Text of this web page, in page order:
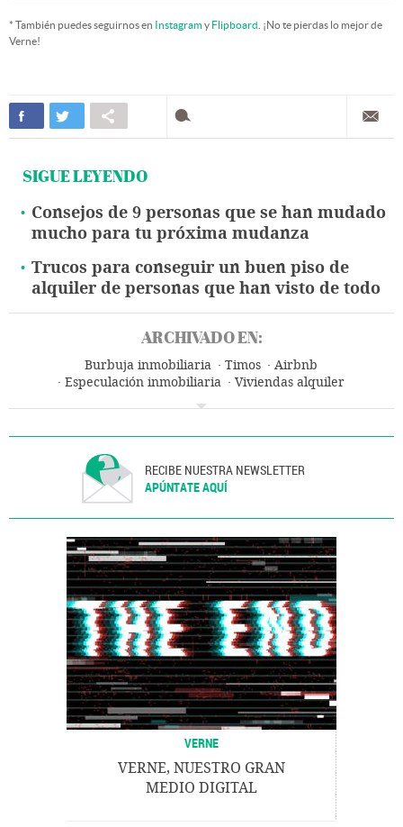
* También puedes seguirnos en Instagramy Flipboard . ¡No te pierdas lo mejor de
Verne!
SIGUE LEYENDO
Consejos de 9 personas que se han mudado
mucho para tu próxima mudanza
Trucos para conseguir un buen piso de
alquiler de personas que han visto de todo
ARCHIVADO EN:
Burbuja inmobiliaria Timos
Airbnb
Especulación inmobiliaria
Viviendas alquiler
Ciudades sostenibles
Política urbanística
Delitos
Empresas
Desarrollo sostenible
Urbanismo
Problemas sociales
Sociedad Medio ambiente
RECIBE NUESTRA NEWSLETTER
APÚNTATE AQUÍ
VERNE
VERNE, NUESTRO GRAN
MEDIO DIGITAL